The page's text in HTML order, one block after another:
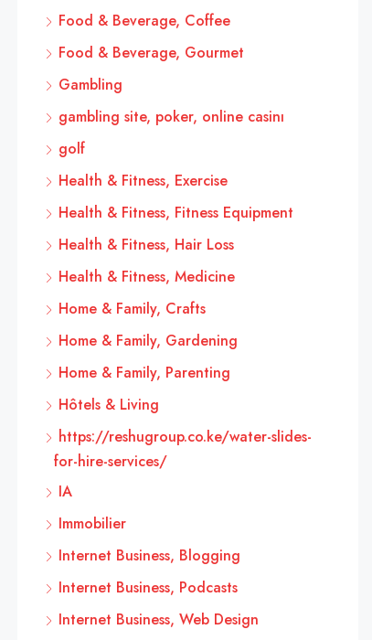
Food & Beverage, Coffee
Food & Beverage, Gourmet
Gambling
gambling site, poker, online casinı
golf
Health & Fitness, Exercise
Health & Fitness, Fitness Equipment
Health & Fitness, Hair Loss
Health & Fitness, Medicine
Home & Family, Crafts
Home & Family, Gardening
Home & Family, Parenting
Hôtels & Living
https://reshugroup.co.ke/water-slides-
for-hire-services/
IA
Immobilier
Internet Business, Blogging
Internet Business, Podcasts
Internet Business, Web Design